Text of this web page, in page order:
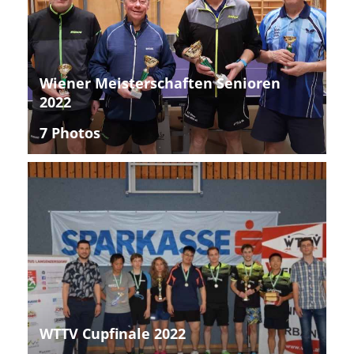
Wiener Meisterschaften Senioren
2022
7 Photos
WTTV Cupfinale 2022